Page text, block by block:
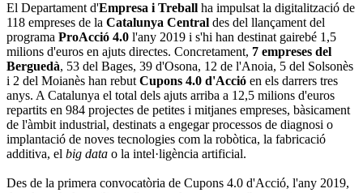
El Departament d'Empresa i Treball ha impulsat la digitalització de
118 empreses de la Catalunya Central des del llançament del
programa ProAcció 4.0 l'any 2019 i s'hi han destinat gairebé 1,5
milions d'euros en ajuts directes. Concretament, 7 empreses del
Berguedà, 53 del Bages, 39 d'Osona, 12 de l'Anoia, 5 del Solsonès
i 2 del Moianès han rebut Cupons 4.0 d'Acció en els darrers tres
anys. A Catalunya el total dels ajuts arriba a 12,5 milions d'euros
repartits en 984 projectes de petites i mitjanes empreses, bàsicament
de l'àmbit industrial, destinats a engegar processos de diagnosi o
implantació de noves tecnologies com la robòtica, la fabricació
additiva, el big data o la intel·ligència artificial.
Des de la primera convocatòria de Cupons 4.0 d'Acció, l'any 2019,